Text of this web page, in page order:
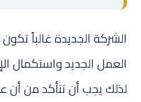
الشركة الجديدة غالباً
العمل الجديد واستكمال
لذلك يجب أن تتأكد من